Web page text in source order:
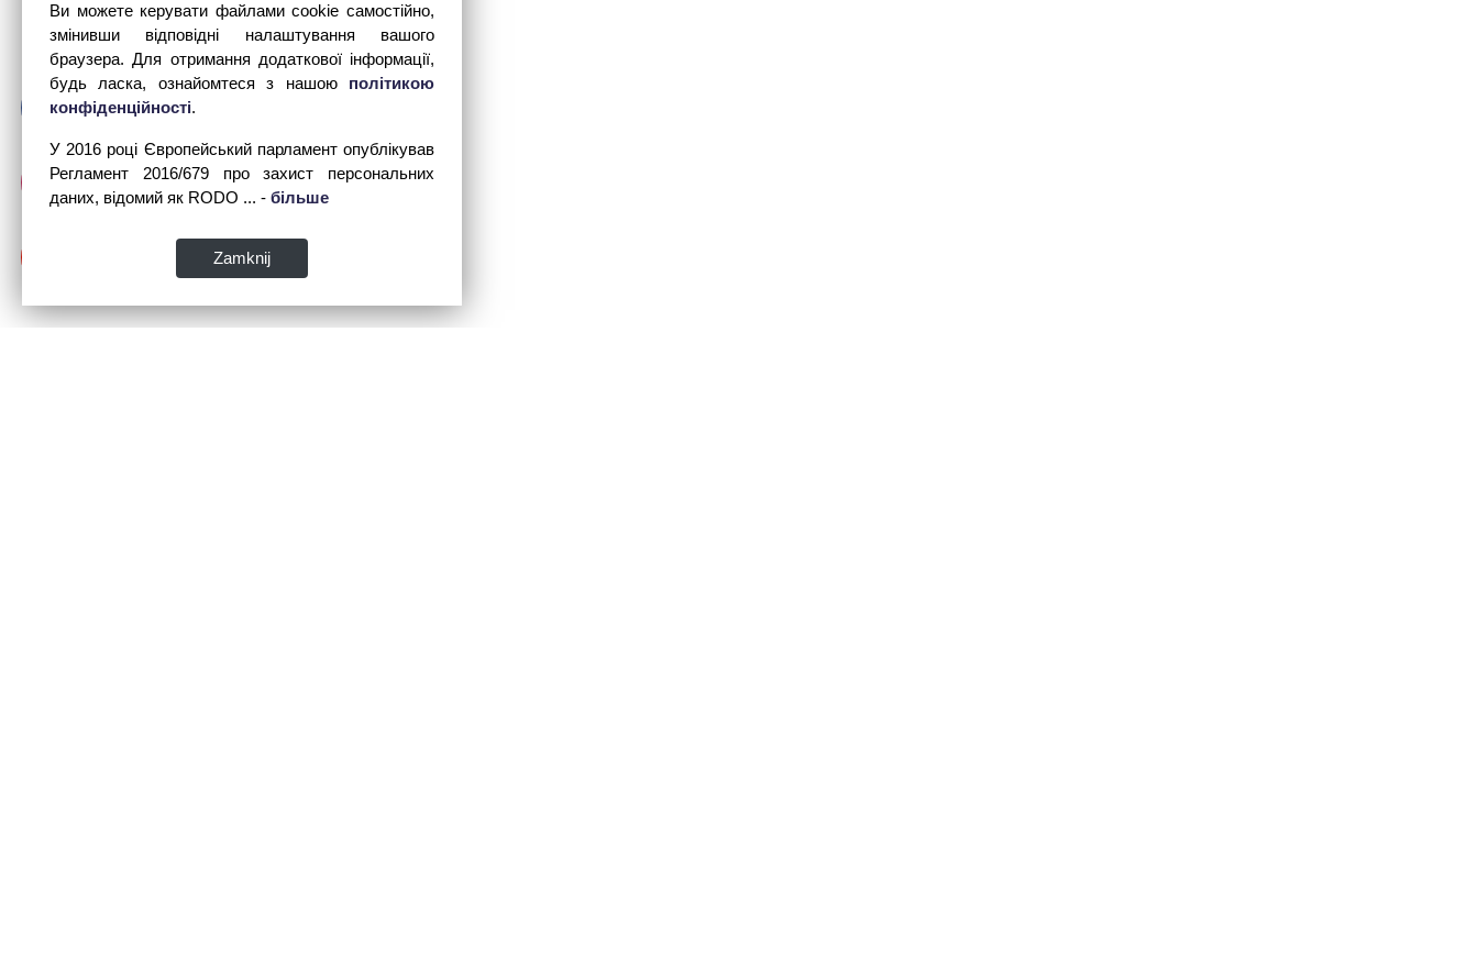
Ви можете керувати файлами cookie самостійно,
змінивши відповідні налаштування вашого
браузера. Для отримання додаткової інформації,
будь ласка, ознайомтеся з нашоюполітикою
конфіденційності.
У 2016 році Європейський парламент опублікував
Регламент 2016/679 про захист персональних
даних, відомий як RODO ... - більше
Zamknij